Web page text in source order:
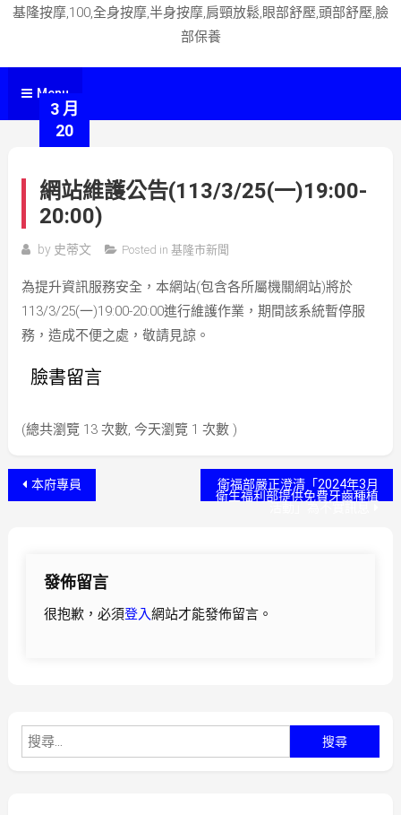
基隆按摩,100,全身按摩,半身按摩,肩頸放鬆,眼部舒壓,頭部舒壓,臉
部保養
Menu
3 月
20
網站維護公告(113/3/25(一)19:00-
20:00)
by 史蒂文 Posted in 基隆市新聞
為提升資訊服務安全，本網站(包含各所屬機關網站)將於
113/3/25(一)19:00-20:00進行維護作業，期間該系統暫停服
務，造成不便之處，敬請見諒。
臉書留言
(總共瀏覽 13 次數, 今天瀏覽 1 次數 )
文本府專員
衛福部嚴正澄清「2024年3月
衛生福利部提供免費牙齒種植
發佈留言
很抱歉，必須登入網站才能發佈留言。
尋